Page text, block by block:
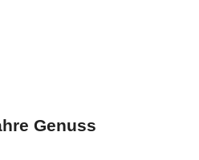
Genuss